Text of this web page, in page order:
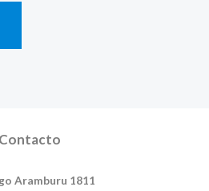
Contacto
Aramburu 1811